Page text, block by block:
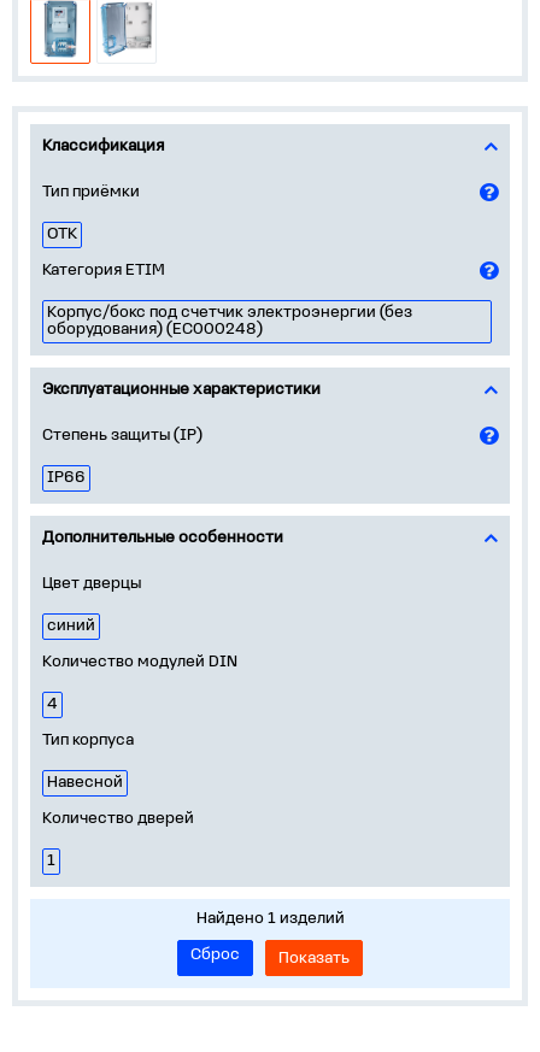
Классификация
Тип приёмки
ОТК
Категория ETIM
Корпус/бокс под счетчик электроэнергии (без
оборудования) (EC000248)
Эксплуатационные характеристики
Степень защиты (IP)
IP66
Дополнительные особенности
Цвет дверцы
синий
Количество модулей DIN
4
Тип корпуса
Навесной
Количество дверей
1
Найдено 1 изделий
Сброс
Показать